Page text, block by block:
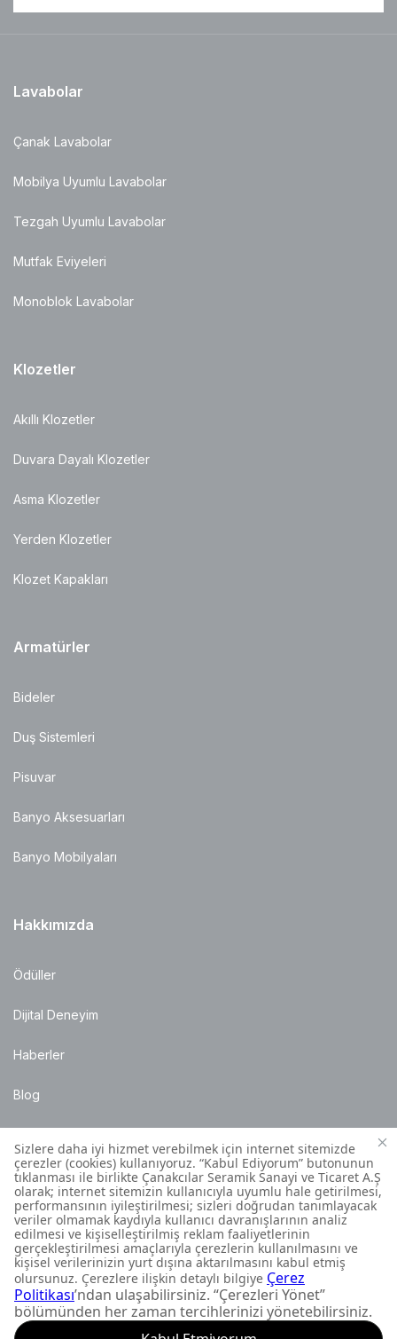
Lavabolar
Çanak Lavabolar
Mobilya Uyumlu Lavabolar
Tezgah Uyumlu Lavabolar
Mutfak Eviyeleri
Monoblok Lavabolar
Klozetler
Akıllı Klozetler
Duvara Dayalı Klozetler
Asma Klozetler
Yerden Klozetler
Klozet Kapakları
Armatürler
Bideler
Duş Sistemleri
Pisuvar
Banyo Aksesuarları
Banyo Mobilyaları
Hakkımızda
Ödüller
Dijital Deneyim
Haberler
Blog
Satış Noktaları
Montaj Bilgileri
Müşteri İletişim Merkezi